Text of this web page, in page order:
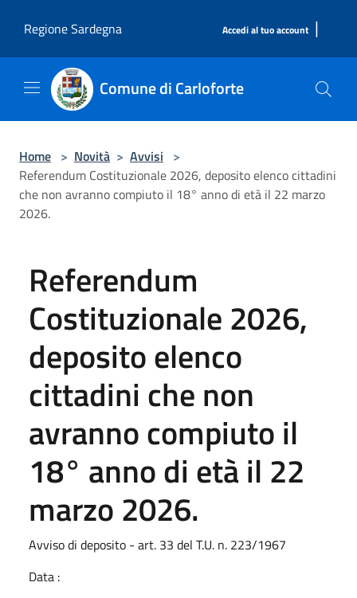
Regione Sardegna
Accedi al tuo account |
Comune di Carloforte
Home > Novità > Avvisi >
Referendum Costituzionale 2026, deposito elenco cittadini
che non avranno compiuto il 18° anno di età il 22 marzo
2026.
Referendum
Costituzionale 2026,
deposito elenco
cittadini che non
avranno compiuto il
18° anno di età il 22
marzo 2026.
Avviso di deposito - art. 33 del T.U. n. 223/1967
Data :